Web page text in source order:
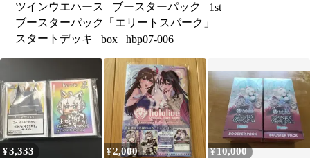
ツインウエハース ブースターパック
1st
ブースターパック「エリートスパーク」
スタートデッキ
box hbp07-006
¥3,333 ¥2,000 ¥10,000